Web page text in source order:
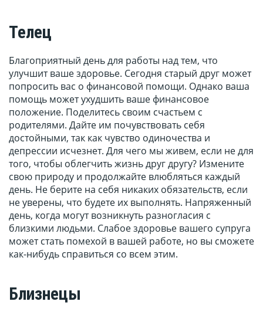
Телец
Благоприятный день для работы над тем, что
улучшит ваше здоровье. Сегодня старый друг может
попросить вас о финансовой помощи. Однако ваша
помощь может ухудшить ваше финансовое
положение. Поделитесь своим счастьем с
родителями. Дайте им почувствовать себя
достойными, так как чувство одиночества и
депрессии исчезнет. Для чего мы живем, если не для
того, чтобы облегчить жизнь друг другу? Измените
свою природу и продолжайте влюбляться каждый
день. Не берите на себя никаких обязательств, если
не уверены, что будете их выполнять. Напряженный
день, когда могут возникнуть разногласия с
близкими людьми. Слабое здоровье вашего супруга
может стать помехой в вашей работе, но вы сможете
как-нибудь справиться со всем этим.
Близнецы